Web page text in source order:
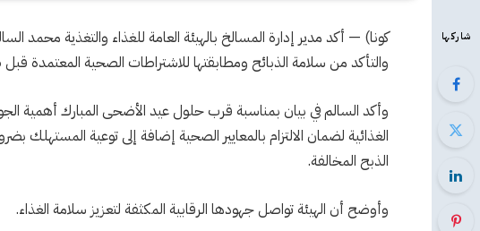
شاركها
كونا) — أكد مدير إدارة المسالخ بالهيئة العامة للغذاء والتغذية محمد
والتأكد من سلامة الذبائح ومطابقتها للاشتراطات الصحية المعتمدة
وأكد السالم في بيان بمناسبة قرب حلول عيد الأضحى المبارك أهمية
الغذائية لضمان الالتزام بالمعايير الصحية إضافة إلى توعية
الذبح المخالفة.
وأوضح أن الهيئة تواصل جهودها الرقابية المكثفة لتعزيز سلامة الغذاء.